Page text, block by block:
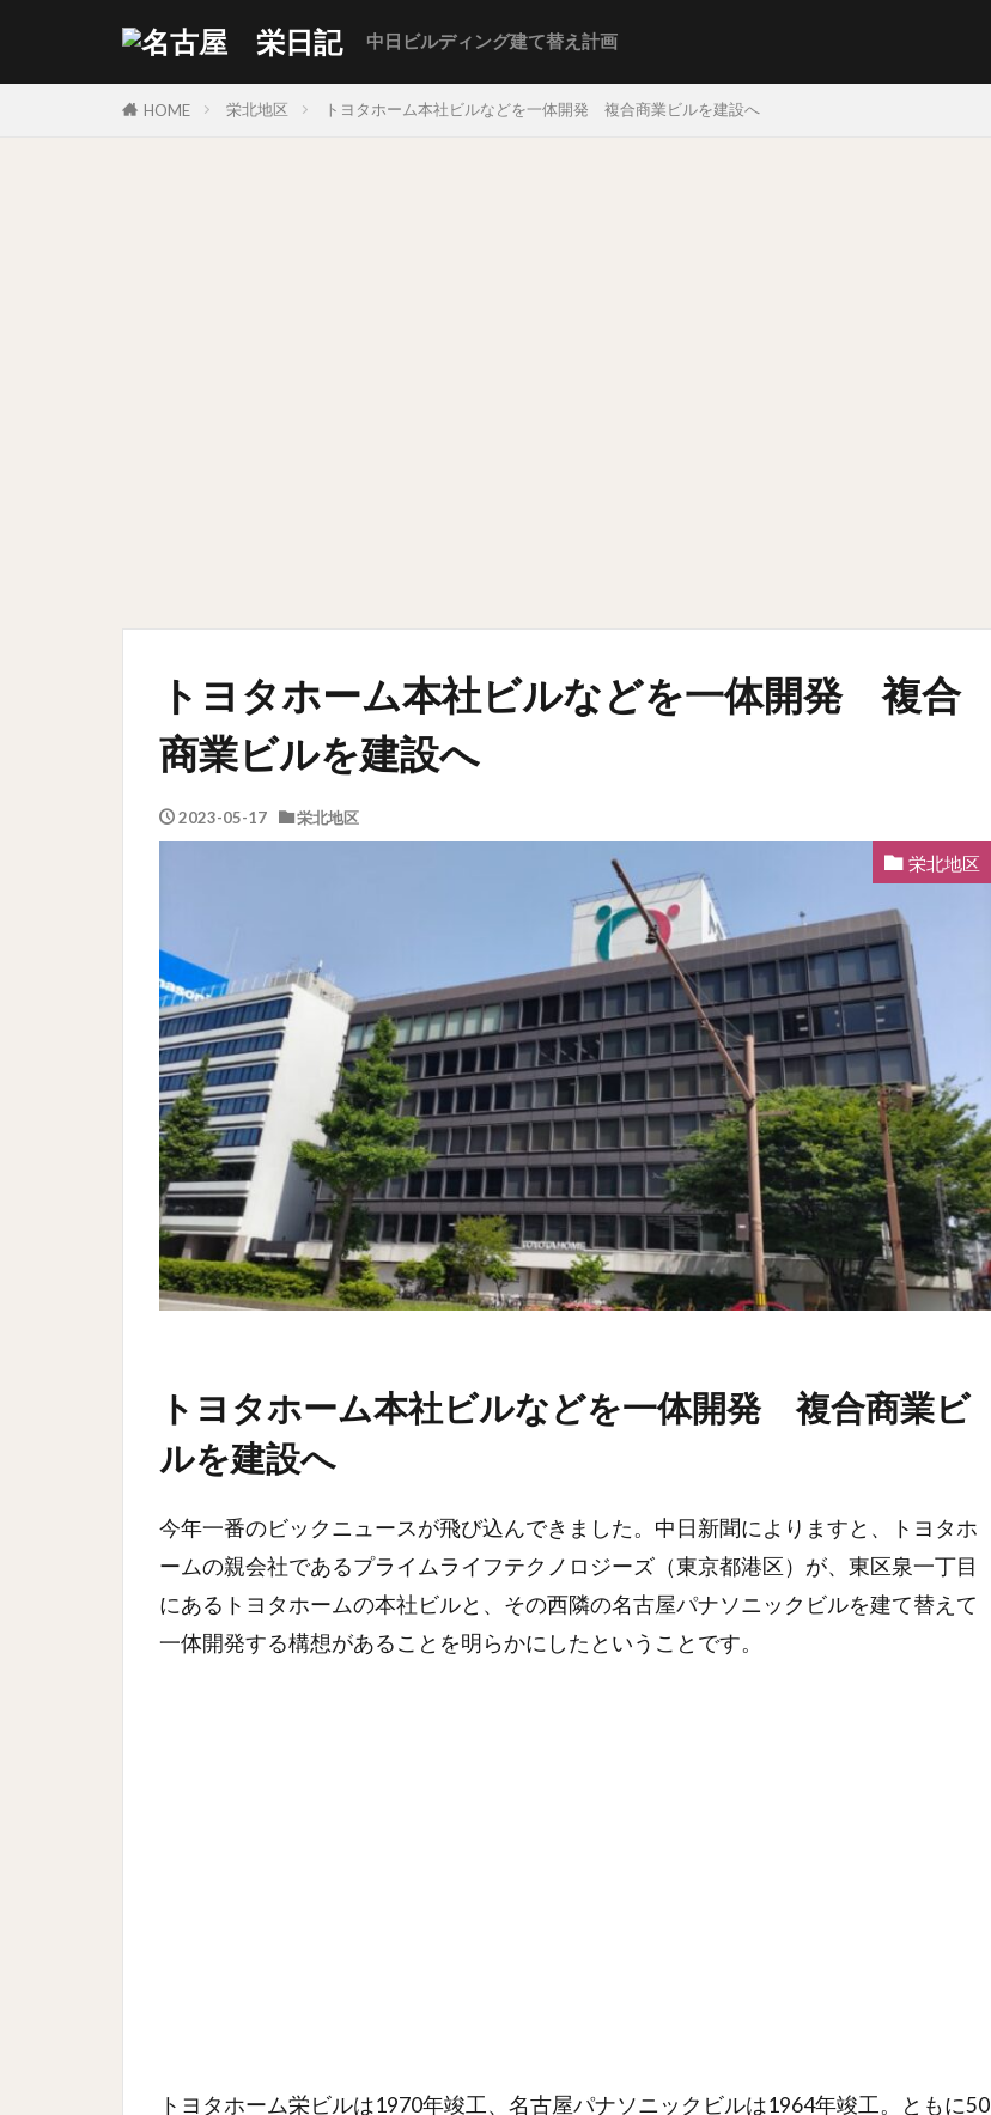
中日ビルディング建て替え計画
HOME 栄北地区 トヨタホーム本社ビルなどを一体開発 複合商業ビルを建設へ
トヨタホーム本社ビルなどを一体開発 複合
商業ビルを建設へ
2023-05-17 栄北地区
栄北地区
トヨタホーム本社ビルなどを一体開発 複合商業ビ
ルを建設へ
今年一番のビックニュースが飛び込んできました。中日新聞によりますと、トヨタホ
ームの親会社であるプライムライフテクノロジーズ（東京都港区）が、東区泉一丁目
にあるトヨタホームの本社ビルと、その西隣の名古屋パナソニックビルを建て替えて
一体開発する構想があることを明らかにしたということです。
トヨタホーム栄ビルは1970年竣工、名古屋パナソニックビルは1964年竣工。ともに50